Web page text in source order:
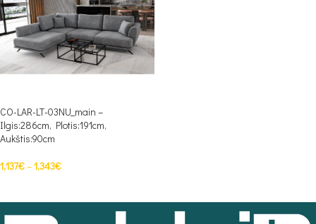
CO-LAR-LT-03NU_main –
Ilgis:286cm, Plotis:191cm,
Aukštis:90cm
1,137€–1,343€